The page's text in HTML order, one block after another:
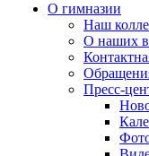
О гимназии
Наш
О наших
Пресс-